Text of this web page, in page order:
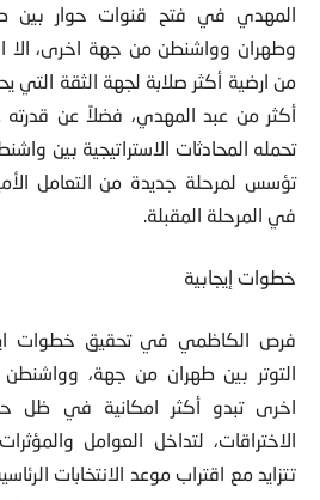
المهدي في فتح قنوات حوار بين
وطهران وواشنطن من جهة اخرى، الا
من ارضية أكثر صلابة لجهة الثقة
أكثر من عبد المهدي، فضلاً عن
تحمله المحادثات الاستراتيجية بين
تؤسس لمرحلة جديدة من التعامل
في المرحلة المقبلة.
خطوات إيجابية
فرص الكاظمي في تحقيق خطوات
التوتر بين طهران من جهة،
اخرى تبدو أكثر امكانية في ظل
الاختراقات، لتداخل العوامل
تتزايد مع اقتراب موعد الانتخابات